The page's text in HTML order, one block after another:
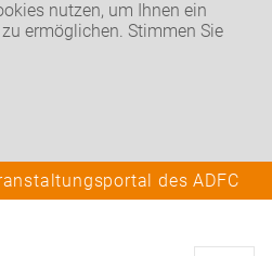
nutzen, um Ihnen ein
ermöglichen. Stimmen Sie
des ADFC